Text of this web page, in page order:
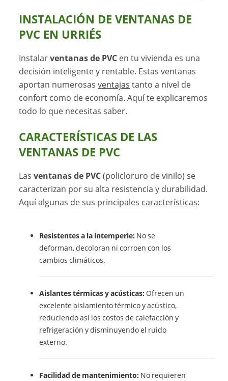
INSTALACIÓN DE VENTANAS DE
PVC EN URRIÉS
Instalarventanas de PVC en tu vivienda es una
decisión inteligente y rentable. Estas ventanas
aportan numerosasventajas tanto a nivel de
confort como de economía. Aquí te explicaremos
todo lo que necesitas saber.
CARACTERÍSTICAS DE LAS
VENTANAS DE PVC
Lasventanas de PVC(policloruro de vinilo) se
caracterizan por su alta resistencia y durabilidad.
Aquí algunas de sus principales características:
Resistentes a la intemperie: No se
deforman, decoloran ni corroen con los
cambios climáticos.
Aislantes térmicas y acústicas: Ofrecen un
excelente aislamiento térmico y acústico,
reduciendo así los costos de calefacción y
refrigeración y disminuyendo el ruido
externo.
Facilidad de mantenimiento: No requieren